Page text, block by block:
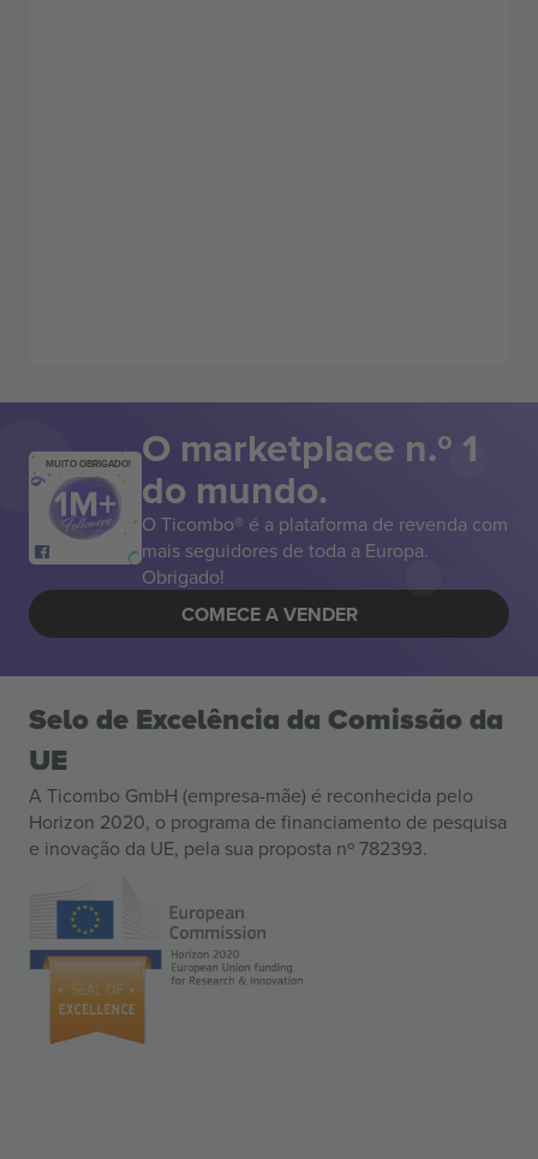
MUITO OBRIGADO! O marketplace n.º 1
do mundo.
O Ticombo® é a plataforma de revenda com
mais seguidores de toda a Europa.
Obrigado!
COMECE A VENDER
Selo de Excelência da Comissão da
UE
A Ticombo GmbH (empresa-mãe) é reconhecida pelo
Horizon 2020, o programa de financiamento de pesquisa
e inovação da UE, pela sua proposta nº 782393.